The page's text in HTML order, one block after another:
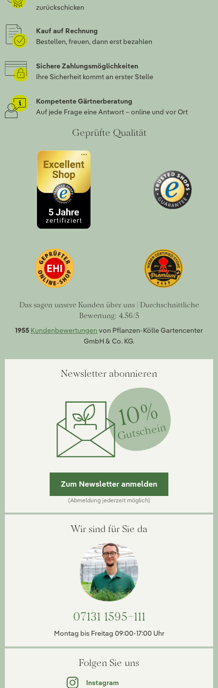
zurückschicken
Kauf auf Rechnung
Bestellen, freuen, dann erst bezahlen
Sichere Zahlungsmöglichkeiten
Ihre Sicherheit kommt an erster Stelle
Kompetente Gärtnerberatung
Auf jede Frage eine Antwort – online und vor Ort
Geprüfte Qualität
Das sagen unsere Kunden über uns | Durchschnittliche
Bewertung: 4.56/5
1955 Kundenbewertungen von Pflanzen-Kölle Gartencenter
GmbH & Co. KG.
Newsletter abonnieren
10%
Gutschein
Zum Newsletter anmelden
(Abmeldung jederzeit möglich)
Wir sind für Sie da
07131 1595-111
Montag bis Freitag 09:00-17:00 Uhr
Folgen Sie uns
Instagram